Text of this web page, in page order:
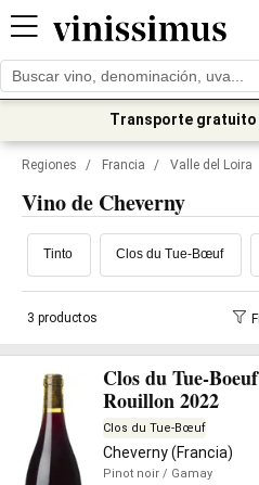
Transporte gratuito
Regiones / Francia / Valle del Loira
Vino de Cheverny
Tinto Clos du Tue-Bœuf
3 productos
Clos du Tue-
Rouillon 2022
Clos du Tue-Bœuf
Cheverny (Francia)
Pinot noir / Gamay